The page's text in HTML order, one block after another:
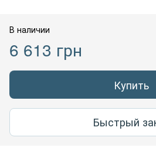
В наличии
6 613 грн
Купить
Быстрый